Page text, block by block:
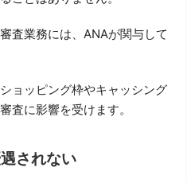
査業務には、ANAが関与して
ョッピング枠やキャッシング
査に影響を受けます。
されない